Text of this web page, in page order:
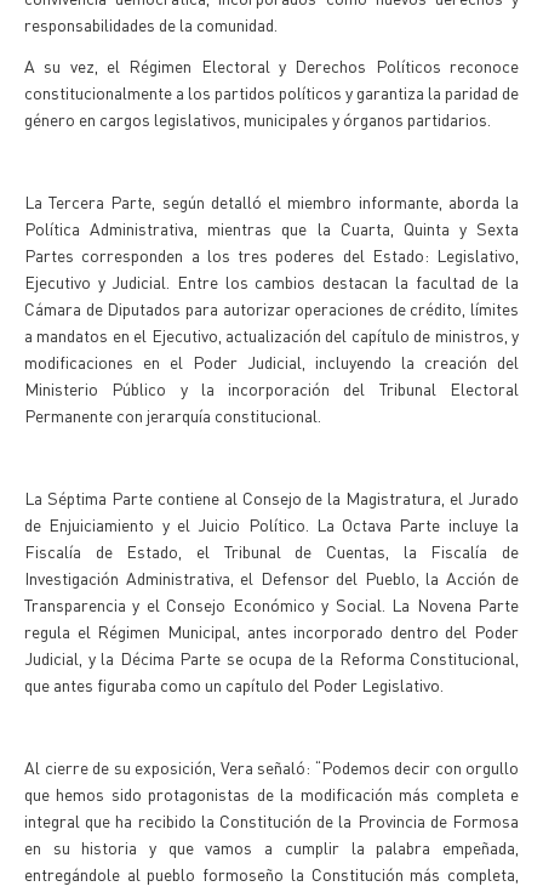
responsabilidades de la comunidad.
A su vez, el Régimen Electoral y Derechos Políticos reconoce
constitucionalmente a los partidos políticos y garantiza la paridad de
género en cargos legislativos, municipales y órganos partidarios.
La Tercera Parte, según detalló el miembro informante, aborda la
Política Administrativa, mientras que la Cuarta, Quinta y Sexta
Partes corresponden a los tres poderes del Estado: Legislativo,
Ejecutivo y Judicial. Entre los cambios destacan la facultad de la
Cámara de Diputados para autorizar operaciones de crédito, límites
a mandatos en el Ejecutivo, actualización del capítulo de ministros, y
modificaciones en el Poder Judicial, incluyendo la creación del
Ministerio Público y la incorporación del Tribunal Electoral
Permanente con jerarquía constitucional.
La Séptima Parte contiene al Consejo de la Magistratura, el Jurado
de Enjuiciamiento y el Juicio Político. La Octava Parte incluye la
Fiscalía de Estado, el Tribunal de Cuentas, la Fiscalía de
Investigación Administrativa, el Defensor del Pueblo, la Acción de
Transparencia y el Consejo Económico y Social. La Novena Parte
regula el Régimen Municipal, antes incorporado dentro del Poder
Judicial, y la Décima Parte se ocupa de la Reforma Constitucional,
que antes figuraba como un capítulo del Poder Legislativo.
Al cierre de su exposición, Vera señaló: “Podemos decir con orgullo
que hemos sido protagonistas de la modificación más completa e
integral que ha recibido la Constitución de la Provincia de Formosa
en su historia y que vamos a cumplir la palabra empeñada,
entregándole al pueblo formoseño la Constitución más completa,